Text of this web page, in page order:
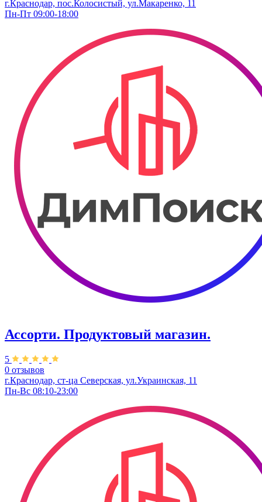
г.Краснодар, пос.Колосистый, ул.Макаренко, 11
Пн-Пт 09:00-18:00
Ассорти. Продуктовый магазин.
5
0 отзывов
г.Краснодар, ст-ца Северская, ул.Украинская, 11
Пн-Вс 08:10-23:00